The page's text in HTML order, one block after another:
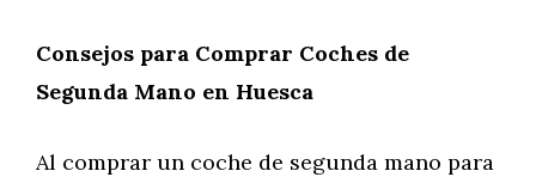
Consejos para Comprar Coches de
Segunda Mano en Huesca
Al comprar un coche de segunda mano para